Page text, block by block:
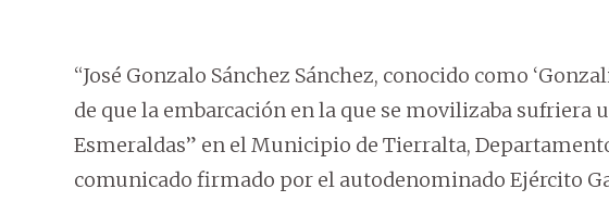
“José Gonzalo Sánchez Sánchez, conocido como
de que la embarcación en la que se movilizaba sufriera
Esmeraldas” en el Municipio de Tierralta,
comunicado firmado por el autodenominado Ejército